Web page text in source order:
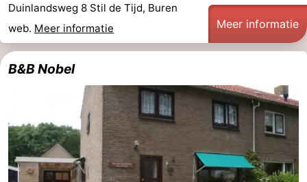
doen
Musea
-
Molens
-
Uitkijkpunten
Attracties
Duinlandsweg 8 Stil de Tijd, Buren
web. Meer informatie Meer informatie
B&B Nobel